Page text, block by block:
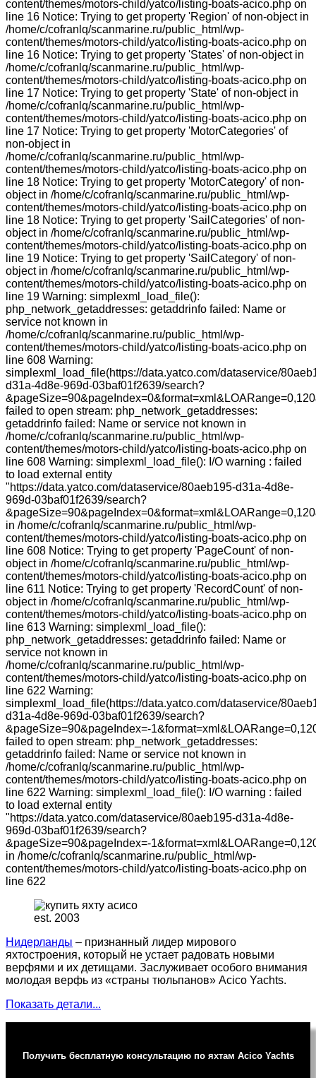
content/themes/motors-child/yatco/listing-boats-acico.php on
line 16 Notice: Trying to get property 'Region' of non-object in
/home/c/cofranlq/scanmarine.ru/public_html/wp-
content/themes/motors-child/yatco/listing-boats-acico.php on
line 16 Notice: Trying to get property 'States' of non-object in
/home/c/cofranlq/scanmarine.ru/public_html/wp-
content/themes/motors-child/yatco/listing-boats-acico.php on
line 17 Notice: Trying to get property 'State' of non-object in
/home/c/cofranlq/scanmarine.ru/public_html/wp-
content/themes/motors-child/yatco/listing-boats-acico.php on
line 17 Notice: Trying to get property 'MotorCategories' of
non-object in
/home/c/cofranlq/scanmarine.ru/public_html/wp-
content/themes/motors-child/yatco/listing-boats-acico.php on
line 18 Notice: Trying to get property 'MotorCategory' of non-
object in /home/c/cofranlq/scanmarine.ru/public_html/wp-
content/themes/motors-child/yatco/listing-boats-acico.php on
line 18 Notice: Trying to get property 'SailCategories' of non-
object in /home/c/cofranlq/scanmarine.ru/public_html/wp-
content/themes/motors-child/yatco/listing-boats-acico.php on
line 19 Notice: Trying to get property 'SailCategory' of non-
object in /home/c/cofranlq/scanmarine.ru/public_html/wp-
content/themes/motors-child/yatco/listing-boats-acico.php on
line 19 Warning: simplexml_load_file():
php_network_getaddresses: getaddrinfo failed: Name or
service not known in
/home/c/cofranlq/scanmarine.ru/public_html/wp-
content/themes/motors-child/yatco/listing-boats-acico.php on
line 608 Warning:
simplexml_load_file(https://data.yatco.com/dataservice/
d31a-4d8e-969d-03baf01f2639/search?
failed to open stream: php_network_getaddresses:
getaddrinfo failed: Name or service not known in
/home/c/cofranlq/scanmarine.ru/public_html/wp-
content/themes/motors-child/yatco/listing-boats-acico.php on
line 608 Warning: simplexml_load_file(): I/O warning : failed
to load external entity
"https://data.yatco.com/dataservice/80aeb195-d31a-4d8e-
969d-03baf01f2639/search?
in /home/c/cofranlq/scanmarine.ru/public_html/wp-
content/themes/motors-child/yatco/listing-boats-acico.php on
line 608 Notice: Trying to get property 'PageCount' of non-
object in /home/c/cofranlq/scanmarine.ru/public_html/wp-
content/themes/motors-child/yatco/listing-boats-acico.php on
line 611 Notice: Trying to get property 'RecordCount' of non-
object in /home/c/cofranlq/scanmarine.ru/public_html/wp-
content/themes/motors-child/yatco/listing-boats-acico.php on
line 613 Warning: simplexml_load_file():
php_network_getaddresses: getaddrinfo failed: Name or
service not known in
/home/c/cofranlq/scanmarine.ru/public_html/wp-
content/themes/motors-child/yatco/listing-boats-acico.php on
line 622 Warning:
simplexml_load_file(https://data.yatco.com/dataservice/
d31a-4d8e-969d-03baf01f2639/search?
&pageSize=90&pageIndex=-
failed to open stream: php_network_getaddresses:
getaddrinfo failed: Name or service not known in
/home/c/cofranlq/scanmarine.ru/public_html/wp-
content/themes/motors-child/yatco/listing-boats-acico.php on
line 622 Warning: simplexml_load_file(): I/O warning : failed
to load external entity
"https://data.yatco.com/dataservice/80aeb195-d31a-4d8e-
969d-03baf01f2639/search?
&pageSize=90&pageIndex=-
in /home/c/cofranlq/scanmarine.ru/public_html/wp-
content/themes/motors-child/yatco/listing-boats-acico.php on
line 622
est. 2003
Нидерланды – признанный лидер мирового
яхтостроения, который не устает радовать новыми
верфями и их детищами. Заслуживает особого внимания
молодая верфь из «страны тюльпанов» Acico Yachts.
Показать детали...
Получить бесплатную консультацию по яхтам Acico Yachts